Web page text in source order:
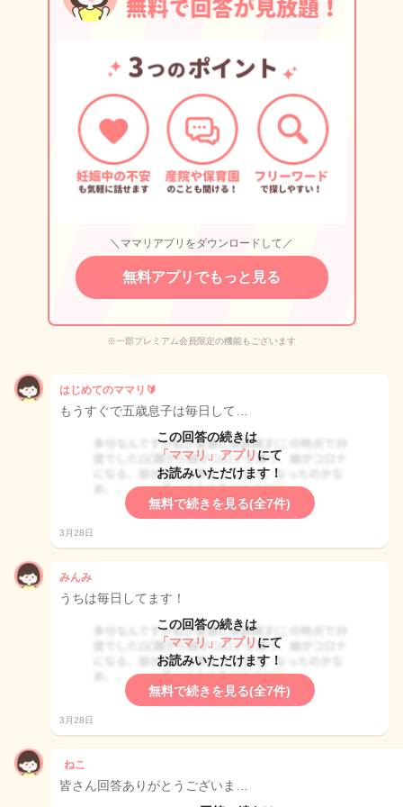
＼ママリアプリをダウンロードして／
無料アプリでもっと見る
※一部プレミアム会員限定の機能もございます
はじめてのママリ🔰
もうすぐで五歳息子は毎日して…
この回答の続きは
「ママリ」アプリ にて
お読みいただけます！
無料で続きを見る(全7件)
3月28日
みんみ
うちは毎日してます！
この回答の続きは
「ママリ」アプリ にて
お読みいただけます！
無料で続きを見る(全7件)
3月28日
ねこ
皆さん回答ありがとうございま…